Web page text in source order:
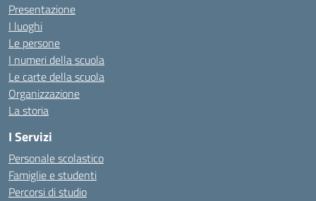
Presentazione
I luoghi
Le persone
I numeri della scuola
Le carte della scuola
Organizzazione
La storia
I Servizi
Personale scolastico
Famiglie e studenti
Percorsi di studio